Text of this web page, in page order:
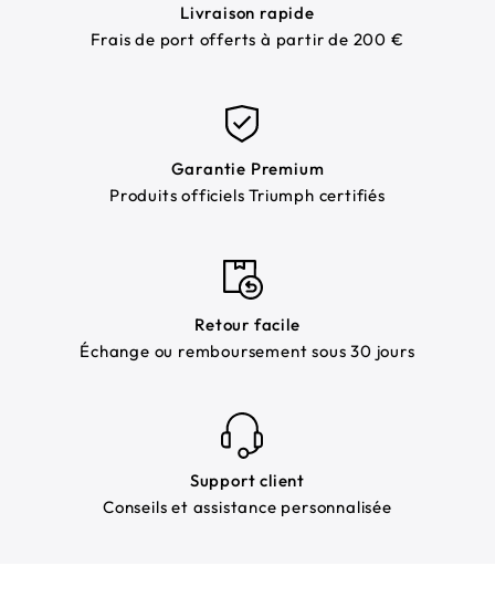
Livraison rapide
Frais de port offerts à partir de 200 €
Garantie Premium
Produits officiels Triumph certifiés
Retour facile
Échange ou remboursement sous 30 jours
Support client
Conseils et assistance personnalisée